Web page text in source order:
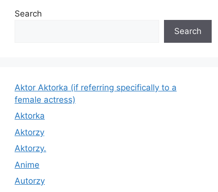
Search
Search
Aktor Aktorka (if referring specifically to a
female actress)
Aktorka
Aktorzy
Aktorzy.
Anime
Autorzy